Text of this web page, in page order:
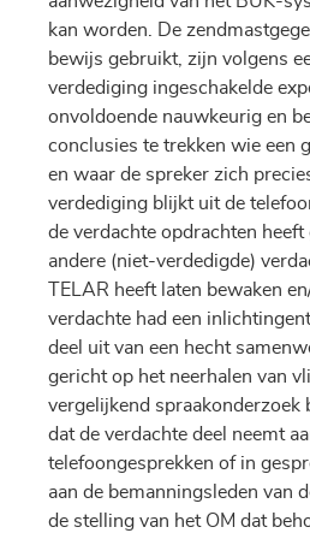
kan worden. De
bewijs gebruikt, zijn volgens
verdediging ingeschakelde
onvoldoende nauwkeurig en
conclusies te trekken wie een
en waar de spreker zich
verdediging blijkt uit de
de verdachte opdrachten heeft
andere (niet-verdedigde)
TELAR heeft laten bewaken
verdachte had een
deel uit van een hecht
gericht op het neerhalen van
vergelijkend
dat de verdachte deel neemt
telefoongesprekken of in
aan de bemanningsleden van
de stelling van het OM dat